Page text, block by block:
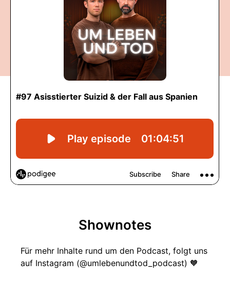
Shownotes
Für mehr Inhalte rund um den Podcast, folgt uns
auf Instagram (@umlebenundtod_podcast) 🧡